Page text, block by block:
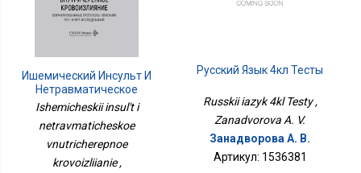
Ишемический Инсульт И
Нетравматическое
Внутричерепное
Ishemicheskii insul't i
netravmaticheskoe
vnutricherepnoe
krovoizliianie ,
Русский Язык 4кл Тесты
Russkii iazyk 4kl Testy ,
Zanadvorova A. V.
Занадворова А. В.
Артикул: 1536381